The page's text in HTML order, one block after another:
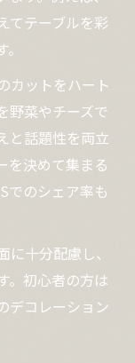
てテーブルを彩
カットをハート
野菜やチーズで
と話題性を両立
を決めて集まる
でのシェア率も
十分配慮し、
。初心者の方は
デコレーション